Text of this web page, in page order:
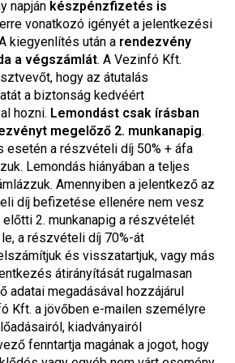
napján készpénzfizetés is
vonatkozó igényét a jelentkezési
kiegyenlítés után a rendezvény
a végszámlát. A Vezinfó Kft.
hogy az átutalás
a biztonság kedvéért
hozni. Lemondást csak írásban
megelőző 2. munkanapig.
esetén a részvételi díj 50% + áfa
Lemondás hiányában a teljes
Amennyiben a jelentkező az
díj befizetése ellenére nem vesz
2. munkanapig a részvételét
a részvételi díj 70%-át
és visszatartjuk, vagy más
átirányítását rugalmasan
adatai megadásával hozzájárul
Kft. a jövőben e-mailen személyre
kiadványairól
fenntartja magának a jogot, hogy